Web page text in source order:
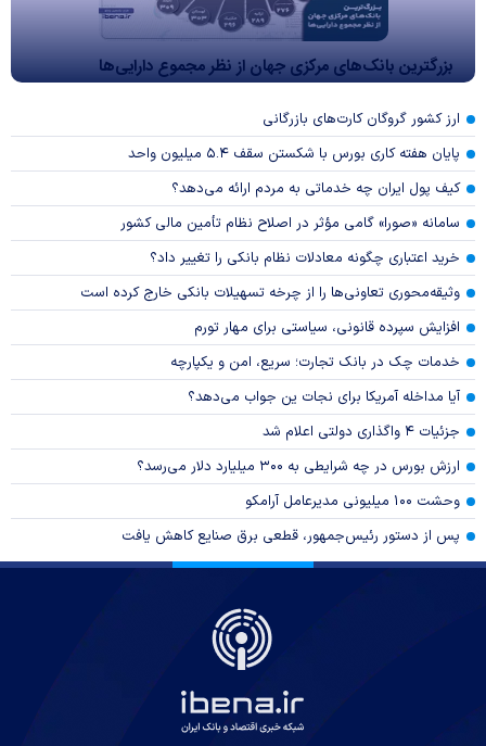
بزرگترین بانک‌های مرکزی جهان از نظر مجموع دارایی‌ها
ارز کشور گروگان کارت‌های بازرگانی
پایان هفته کاری بورس با شکستن سقف ۵.۴ میلیون واحد
کیف پول ایران چه خدماتی به مردم ارائه می‌دهد؟
سامانه «صورا» گامی مؤثر در اصلاح نظام تأمین مالی کشور
خرید اعتباری چگونه معادلات نظام بانکی را تغییر داد؟
وثیقه‌محوری تعاونی‌ها را از چرخه تسهیلات بانکی خارج کرده است
افزایش سپرده قانونی، سیاستی برای مهار تورم
خدمات چک در بانک تجارت؛ سریع، امن و یکپارچه
آیا مداخله آمریکا برای نجات ین جواب می‌دهد؟
جزئیات ۴ واگذاری دولتی اعلام شد
ارزش بورس در چه شرایطی به ۳۰۰ میلیارد دلار می‌رسد؟
وحشت ۱۰۰ میلیونی مدیرعامل آرامکو
پس از دستور رئیس‌جمهور، قطعی برق صنایع کاهش یافت